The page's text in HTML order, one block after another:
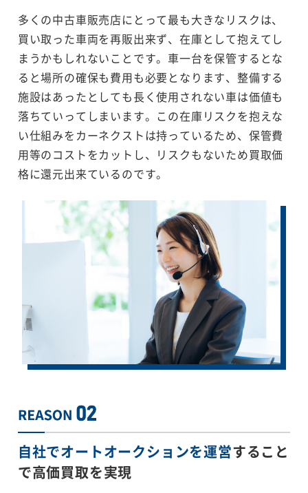
多くの中古車販売店にとって最も大きなリスクは、
買い取った車両を再販出来ず、在庫として抱えてし
まうかもしれないことです。車一台を保管するとな
ると場所の確保も費用も必要となります、整備する
施設はあったとしても長く使用されない車は価値も
落ちていってしまいます。この在庫リスクを抱えな
い仕組みをカーネクストは持っているため、保管費
用等のコストをカットし、リスクもないため買取価
格に還元出来ているのです。
自社でオートオークションを運営すること
で高価買取を実現